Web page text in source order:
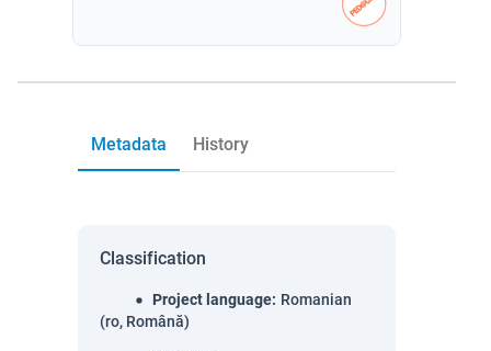
Metadata History
Classification
Project language: Romanian
(ro, Română)